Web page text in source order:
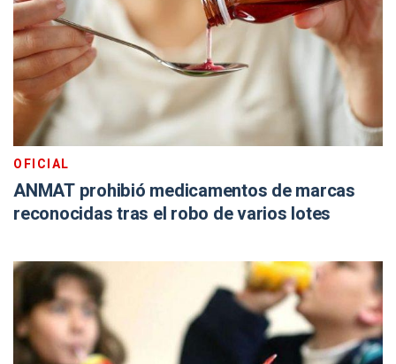
OFICIAL
ANMAT prohibió medicamentos de marcas
reconocidas tras el robo de varios lotes